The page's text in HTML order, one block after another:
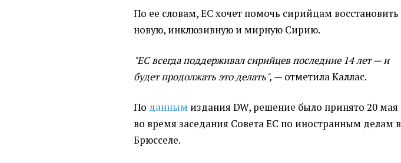
По ее словам, ЕС хочет помочь сирийцам восстановить
новую, инклюзивную и мирную Сирию.
"ЕС всегда поддерживал сирийцев последние 14 лет — и
будет продолжать это делать", — отметила Каллас.
По данным издания DW, решение было принято 20 мая
во время заседания Совета ЕС по иностранным делам в
Брюсселе.